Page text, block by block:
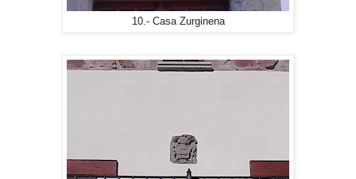
10.- Casa Zurginena